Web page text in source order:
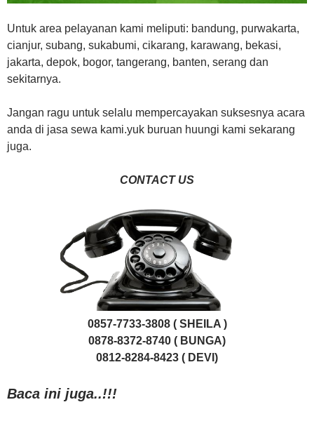
Untuk area pelayanan kami meliputi: bandung, purwakarta,
cianjur, subang, sukabumi, cikarang, karawang, bekasi,
jakarta, depok, bogor, tangerang, banten, serang dan
sekitarnya.
Jangan ragu untuk selalu mempercayakan suksesnya acara
anda di jasa sewa kami.yuk buruan huungi kami sekarang
juga.
CONTACT US
0857-7733-3808 ( SHEILA )
0878-8372-8740 ( BUNGA)
0812-8284-8423 ( DEVI)
Baca ini juga..!!!